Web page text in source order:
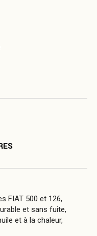
FIAT 500 et 126,
et sans fuite,
et à la chaleur,